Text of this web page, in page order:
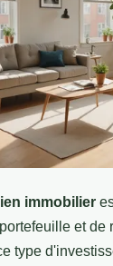
immobilier
et de
type